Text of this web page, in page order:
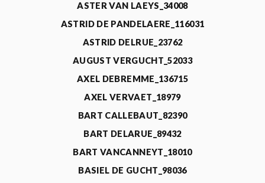
ASTER VAN LAEYS_34008
ASTRID DE PANDELAERE_116031
ASTRID DELRUE_23762
AUGUST VERGUCHT_52033
AXEL DEBREMME_136715
AXEL VERVAET_18979
BART CALLEBAUT_82390
BART DELARUE_89432
BART VANCANNEYT_18010
BASIEL DE GUCHT_98036